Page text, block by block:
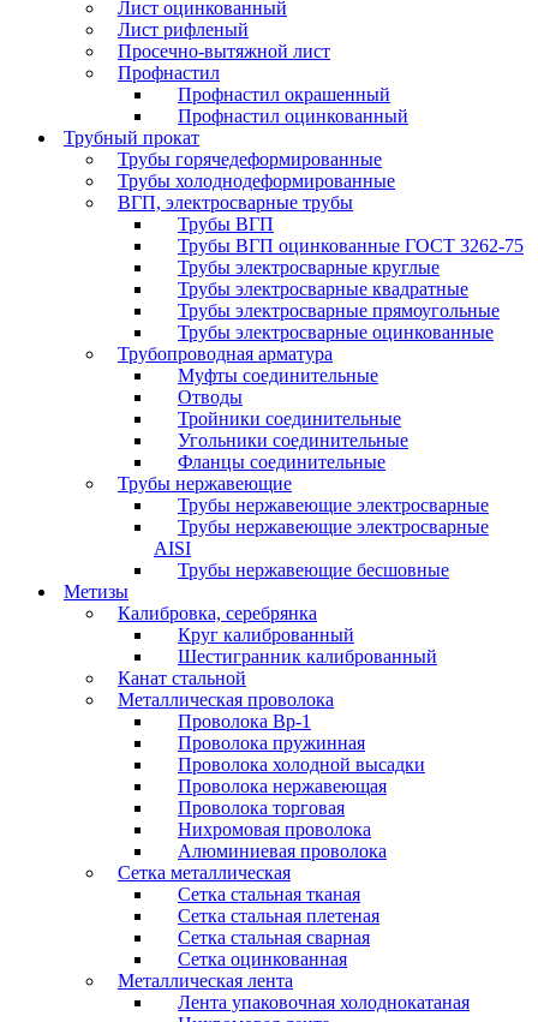
Лист оцинкованный
Лист рифленый
Просечно-вытяжной лист
Профнастил
Профнастил окрашенный
Профнастил оцинкованный
Трубный прокат
Трубы горячедеформированные
Трубы холоднодеформированные
ВГП, электросварные трубы
Трубы ВГП
Трубы ВГП оцинкованные ГОСТ 3262-75
Трубы электросварные круглые
Трубы электросварные квадратные
Трубы электросварные прямоугольные
Трубы электросварные оцинкованные
Трубопроводная арматура
Муфты соединительные
Отводы
Тройники соединительные
Угольники соединительные
Фланцы соединительные
Трубы нержавеющие
Трубы нержавеющие электросварные
Трубы нержавеющие электросварные
AISI
Трубы нержавеющие бесшовные
Метизы
Калибровка, серебрянка
Круг калиброванный
Шестигранник калиброванный
Канат стальной
Металлическая проволока
Проволока Вр-1
Проволока пружинная
Проволока холодной высадки
Проволока нержавеющая
Проволока торговая
Нихромовая проволока
Алюминиевая проволока
Сетка металлическая
Сетка стальная тканая
Сетка стальная плетеная
Сетка стальная сварная
Сетка оцинкованная
Металлическая лента
Лента упаковочная холоднокатаная